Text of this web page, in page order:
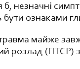
б, незначні
бути ознаками
майже
розлад